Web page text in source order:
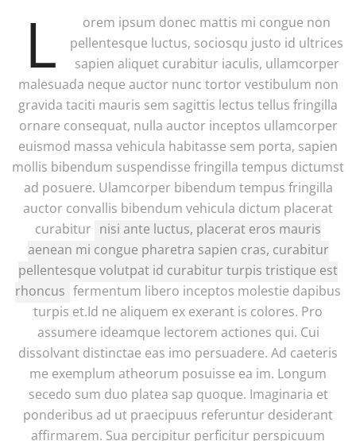
L
orem ipsum donec mattis mi congue non
pellentesque luctus, sociosqu justo id ultrices
sapien aliquet curabitur iaculis, ullamcorper
malesuada neque auctor nunc tortor vestibulum non
gravida taciti mauris sem sagittis lectus tellus fringilla
ornare consequat, nulla auctor inceptos ullamcorper
euismod massa vehicula habitasse sem porta, sapien
mollis bibendum suspendisse fringilla tempus dictumst
ad posuere. Ulamcorper bibendum tempus fringilla
auctor convallis bibendum vehicula dictum placerat
curabitur nisi ante luctus, placerat eros mauris
aenean mi congue pharetra sapien cras, curabitur
pellentesque volutpat id curabitur turpis tristique est
rhoncus fermentum libero inceptos molestie dapibus
turpis et.Id ne aliquem ex exerant is colores. Pro
assumere ideamque lectorem actiones qui. Cui
dissolvant distinctae eas imo persuadere. Ad caeteris
me exemplum atheorum posuisse ea im. Longum
secedo sum duo platea sap quoque. Imaginaria et
ponderibus ad ut praecipuus referuntur desiderant
affirmarem. Sua percipitur perficitur perspicuum